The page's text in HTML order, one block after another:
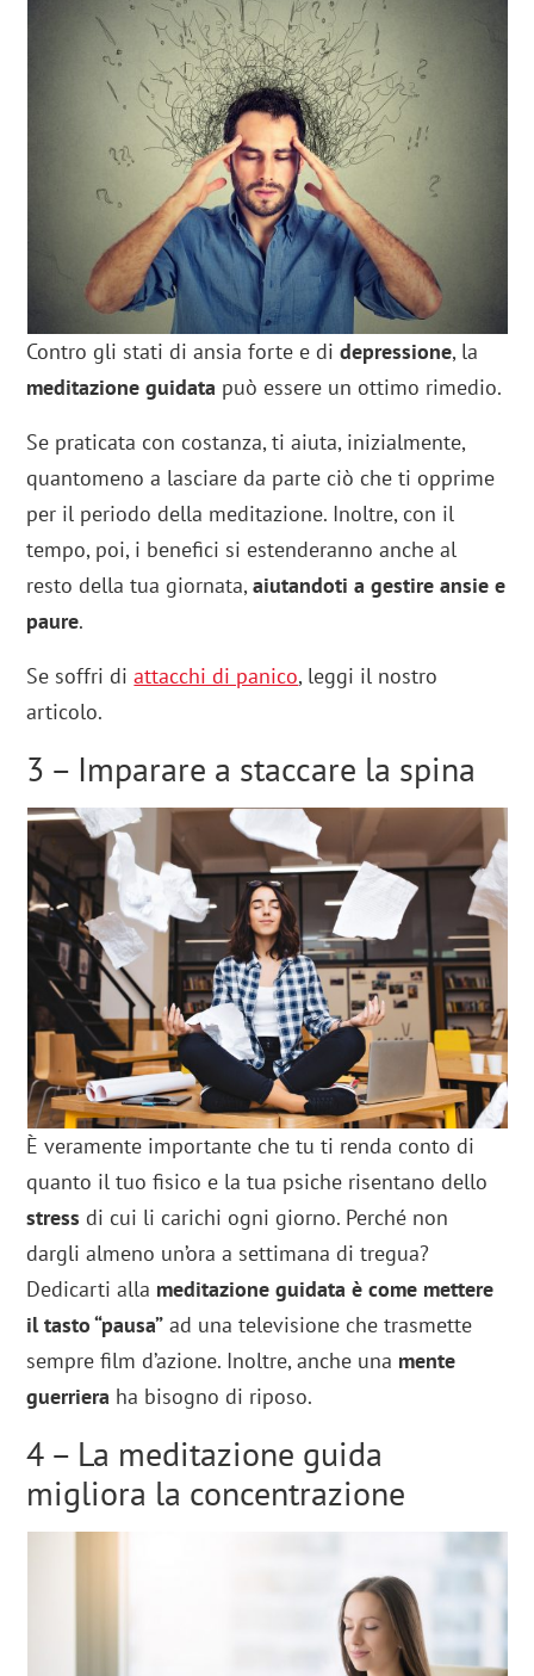
Contro gli stati di ansia forte e didepressione, la
meditazione guidata può essere un ottimo rimedio.
Se praticata con costanza, ti aiuta, inizialmente,
quantomeno a lasciare da parte ciò che ti opprime
per il periodo della meditazione. Inoltre, con il
tempo, poi, i benefici si estenderanno anche al
resto della tua giornata,aiutandoti a gestire ansie e
paure.
Se soffri diattacchi di panico, leggi il nostro
articolo.
3 – Imparare a staccare la spina
È veramente importante che tu ti renda conto di
quanto il tuo fisico e la tua psiche risentano dello
stress di cui li carichi ogni giorno. Perché non
dargli almeno un’ora a settimana di tregua?
Dedicarti alla meditazione guidata è come mettere
il tasto “pausa” ad una televisione che trasmette
sempre film d’azione. Inoltre, anche una mente
guerriera ha bisogno di riposo.
4 – La meditazione guida
migliora la concentrazione